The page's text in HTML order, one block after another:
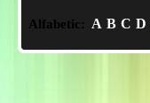
Alfabetic: A B C D